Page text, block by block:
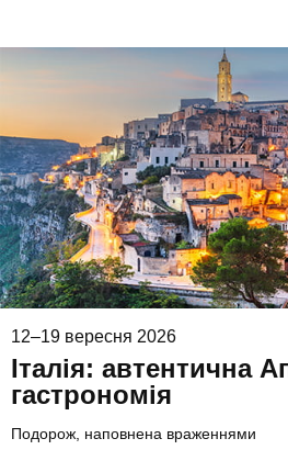
12–19 вересня 2026
Італія: автентична
гастрономія
Подорож, наповнена враженнями